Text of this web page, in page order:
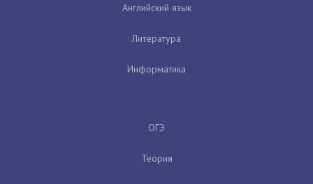
Английский язык
Литература
Информатика
ОГЭ
Теория